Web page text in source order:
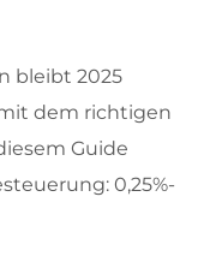
bleibt 2025
dem richtigen
Guide
0,25%-